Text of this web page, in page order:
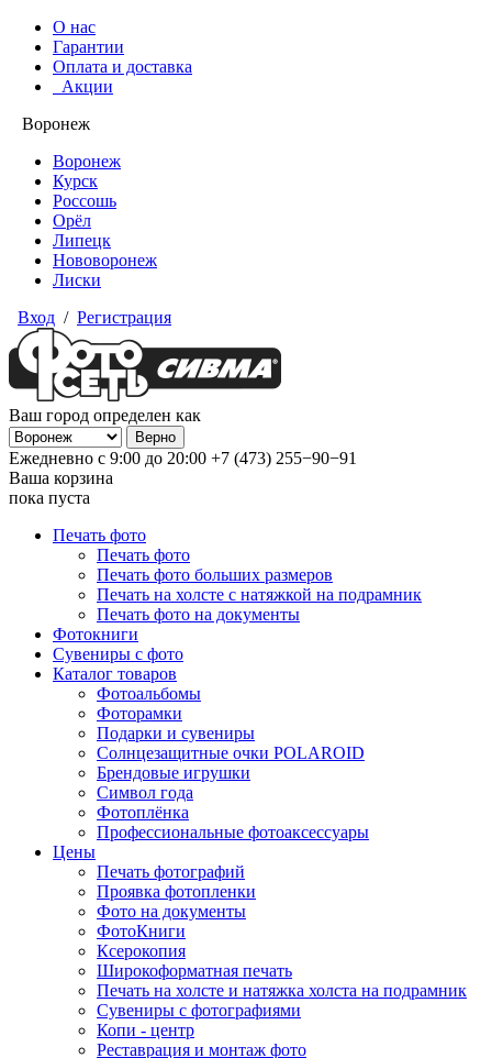
О нас
Гарантии
Оплата и доставка
Акции
Воронеж
Воронеж
Курск
Россошь
Орёл
Липецк
Нововоронеж
Лиски
Вход / Регистрация
Ваш город определен как
Ежедневно с 9:00 до 20:00 +7 (473) 255−90−91
Ваша корзина
пока пуста
Печать фото
Печать фото
Печать фото больших размеров
Печать на холсте с натяжкой на подрамник
Печать фото на документы
Фотокниги
Сувениры с фото
Каталог товаров
Фотоальбомы
Фоторамки
Подарки и сувениры
Солнцезащитные очки POLAROID
Брендовые игрушки
Символ года
Фотоплёнка
Профессиональные фотоаксессуары
Цены
Печать фотографий
Проявка фотопленки
Фото на документы
ФотоКниги
Ксерокопия
Широкоформатная печать
Печать на холсте и натяжка холста на подрамник
Сувениры с фотографиями
Копи - центр
Реставрация и монтаж фото